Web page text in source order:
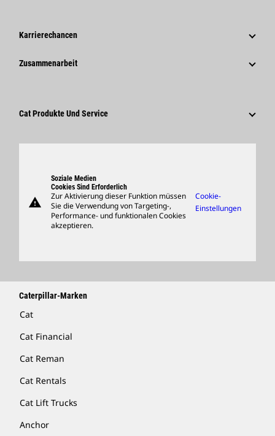
Verhaltenskodex
Innovation
Unternehmensweite Pressemitteilungen
Karrierechancen
Warum Caterpillar?
Zusammenarbeit
Lieferanten
Cat Produkte Und Service
Support
Merchandise
Händler Suchen
warning
Soziale Medien
Cookies Sind Erforderlich
Zur Aktivierung dieser Funktion müssen
Sie die Verwendung von Targeting-,
Performance- und funktionalen Cookies
akzeptieren.
Cookie-
Einstellungen
Caterpillar-Marken
Cat
Cat Financial
Cat Reman
Cat Rentals
Cat Lift Trucks
Anchor